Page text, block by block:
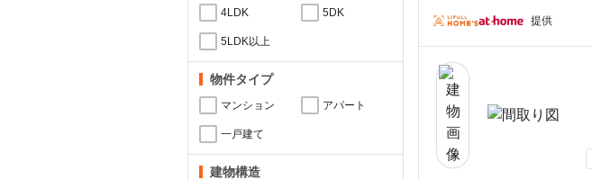
4LDK 5DK
5LDK以上
物件タイプ
マンション アパート
一戸建て
建物構造
提供